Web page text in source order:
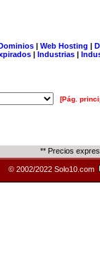
| Web Hosting |
| Industrias |
[Pág.
** Precios
© 2002/2022 Solo10.com